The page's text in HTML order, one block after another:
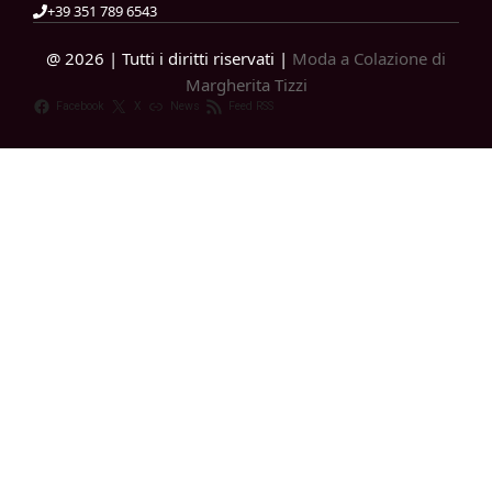
+39 351 789 6543
@ 2026 | Tutti i diritti riservati | Moda a Colazione di
Margherita Tizzi
Facebook X News Feed RSS